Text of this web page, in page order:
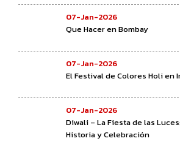
07-Jan-2026
Que Hacer en Bombay
07-Jan-2026
El Festival de Colores Holi en
07-Jan-2026
Diwali – La Fiesta de las
Historia y Celebración